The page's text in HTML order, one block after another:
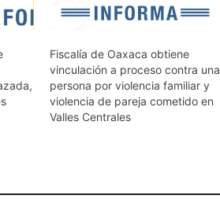
Fiscalía de Oaxaca obtiene
vinculación a proceso contra una
persona por violencia familiar y
violencia de pareja cometido en
Valles Centrales